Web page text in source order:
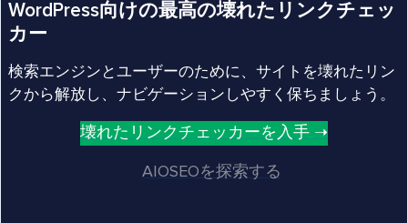
WordPress向けの最高の壊れたリンクチェッ
カー
検索エンジンとユーザーのために、サイトを壊れたリン
クから解放し、ナビゲーションしやすく保ちましょう。
壊れたリンクチェッカーを入手 ➝
AIOSEOを探索する